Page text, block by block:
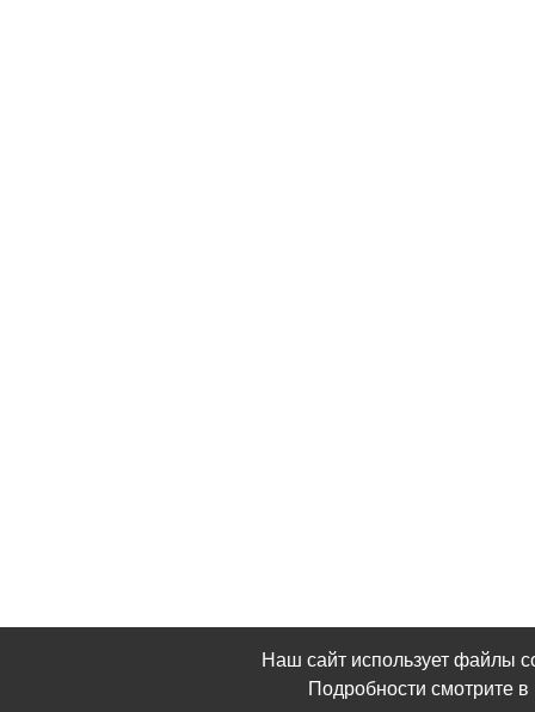
Наш сайт использует файлы
Подробности смотрите